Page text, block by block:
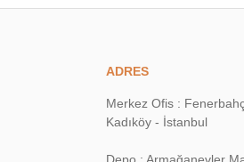
ADRES
Merkez Ofis :
Kadıköy - İstanbul